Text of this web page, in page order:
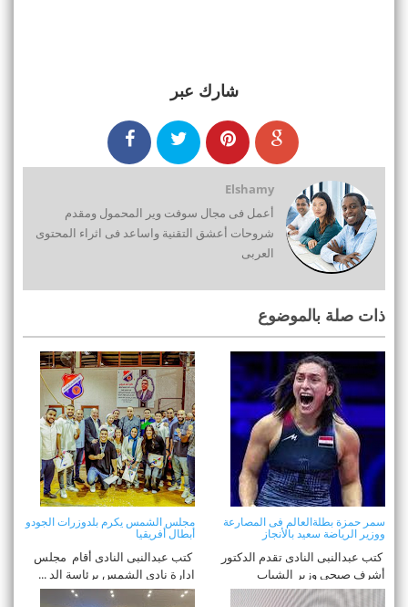
شارك عبر
Elshamy
أعمل فى مجال سوفت وير المحمول ومقدم
شروحات أعشق التقنية واساعد فى اثراء المحتوى
العربى
ذات صلة بالموضوع
سمر حمزة بطلةالعالم فى المصارعة
ووزير الرياضة سعيد بالأنجاز
كتب عبدالنبى النادى تقدم الدكتور
أشرف صبحى وزير الشباب
والرياضة ...
مجلس الشمس يكرم بلدوزرات الجودو
أبطال أفريقيا
كتب عبدالنبى النادى أقام مجلس
إدارة نادي الشمس برئاسة الد ...